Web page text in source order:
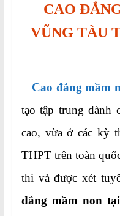
CAO
VŨNG TÀU
Cao đẳng mầm
tạo tập trung dành
cao, vừa ở các kỳ
THPT trên toàn
thi và được xét
đẳng mầm non